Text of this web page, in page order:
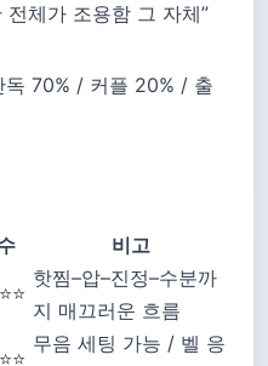
전체가 조용함 그 자체”
독 70% / 커플 20% / 출
비고
핫찜–압–진정–수분까
지 매끄러운 흐름
무음 세팅 가능 / 벨 응